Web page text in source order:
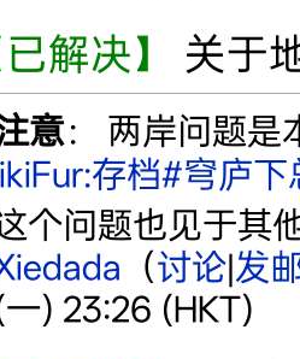
已解决】 关于
意： 两岸问题是
存档#穹庐下
个问题也见于其
（讨论|发
一) 23:26 (HKT)